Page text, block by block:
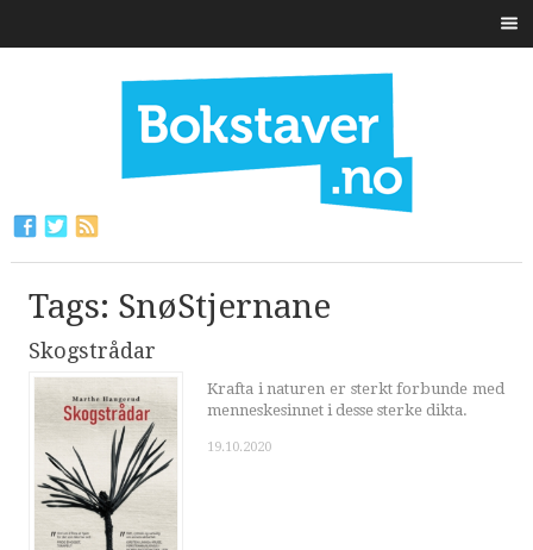
Tags: SnøStjernane
Skogstrådar
Krafta i naturen er sterkt forbunde med
menneskesinnet i desse sterke dikta.
19.10.2020